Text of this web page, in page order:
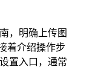
，明确上传图
着介绍操作步
置入口，通常